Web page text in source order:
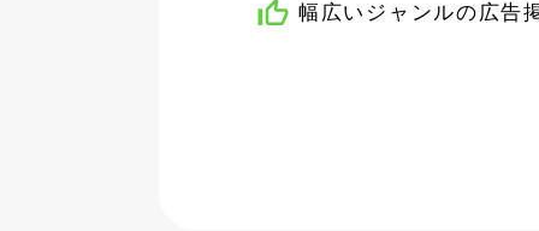
幅広いジャンルの広告